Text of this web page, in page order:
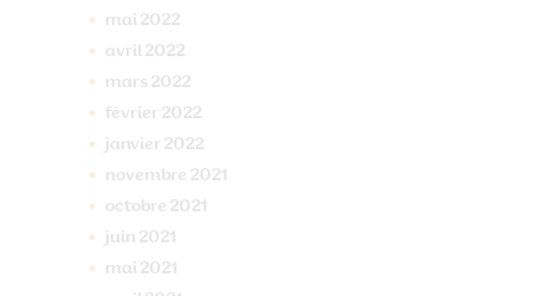
mai 2022
avril 2022
mars 2022
février 2022
janvier 2022
novembre 2021
octobre 2021
juin 2021
mai 2021